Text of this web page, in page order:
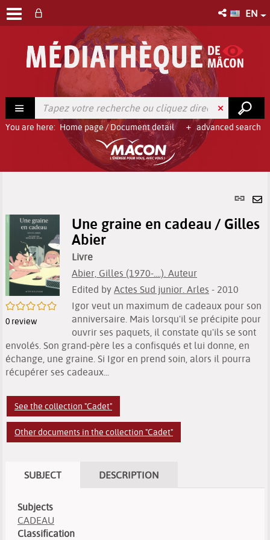
EN
advanced search
You are here: Home page/Document detail
link
by
/5
0 review
Une graine en cadeau / Gilles
Abier
Livre
Abier, Gilles (1970-....). Auteur
Edited by Actes Sud junior. Arles - 2010
Igor veut un maximum de cadeaux pour son
anniversaire. Mais lorsqu'il se précipite pour
ouvrir ses paquets, il constate qu'ils se sont
envolés. Son grand-père les a confisqués et lui donne, en
échange, une graine. Si Igor en prend soin, alors il pourra
récupérer ses cadeaux...
See the collection "Cadet"
Other documents in the collection "Cadet"
SUBJECT DESCRIPTION
Subjects
CADEAU
Classification